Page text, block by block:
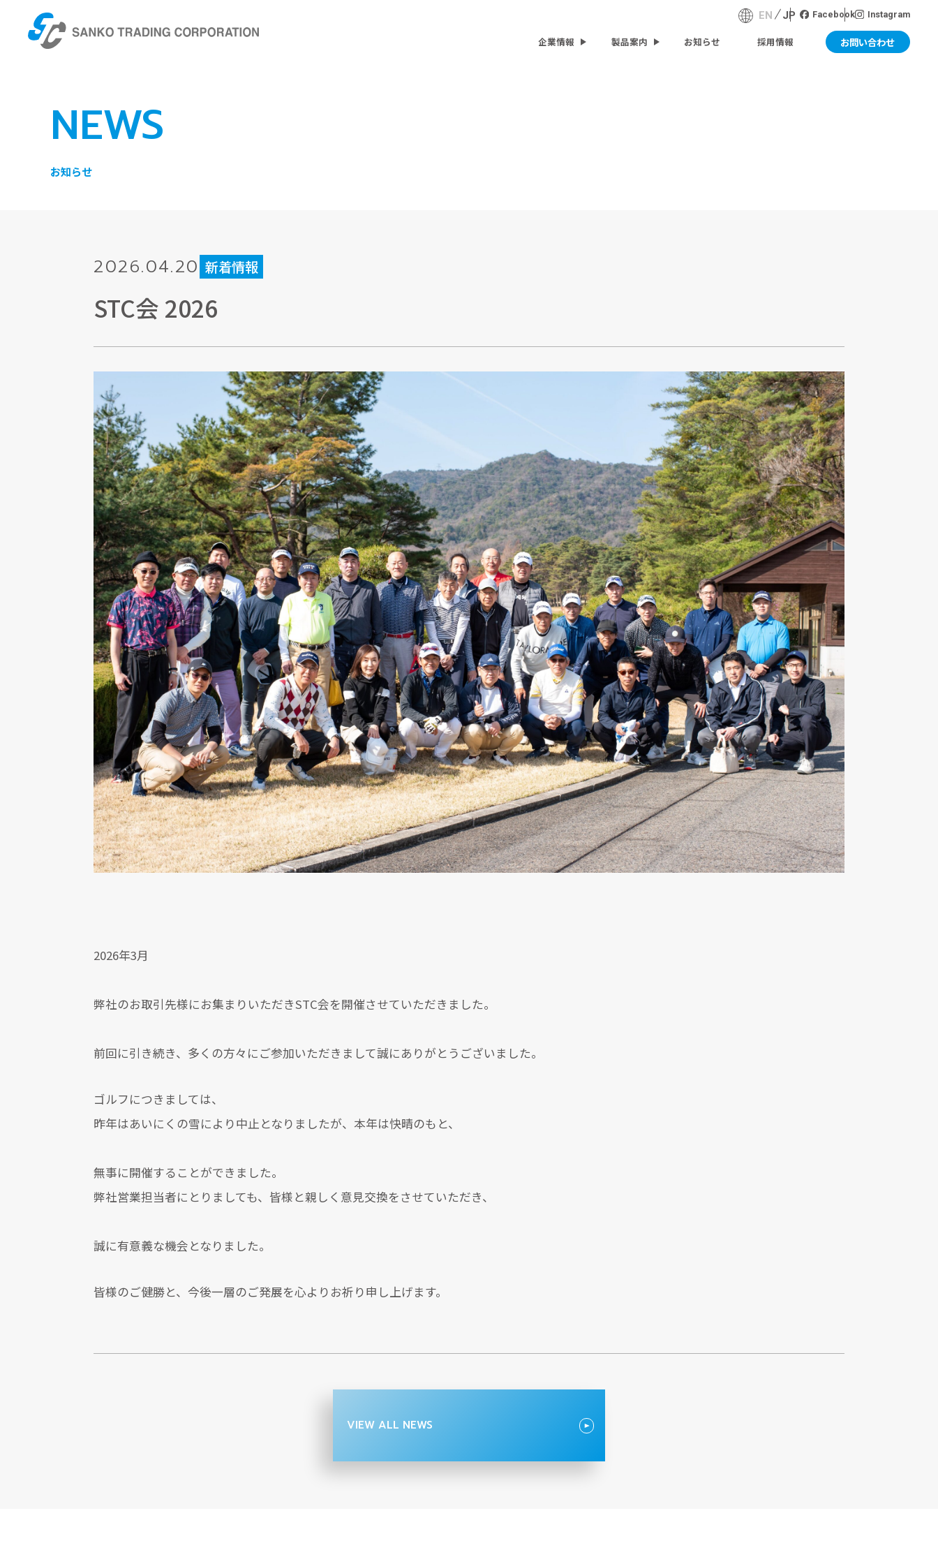
EN JP Facebook Instagram
企業情報 製品案内 お知らせ 採用情報 お問い合わせ
NEWS
お知らせ
2026.04.20 新着情報
STC会 2026
2026年3月
弊社のお取引先様にお集まりいただきSTC会を開催させていただきました。
前回に引き続き、多くの方々にご参加いただきまして誠にありがとうございました。
ゴルフにつきましては、
昨年はあいにくの雪により中止となりましたが、本年は快晴のもと、
無事に開催することができました。
弊社営業担当者にとりましても、皆様と親しく意見交換をさせていただき、
誠に有意義な機会となりました。
皆様のご健勝と、今後一層のご発展を心よりお祈り申し上げます。
VIEW ALL NEWS